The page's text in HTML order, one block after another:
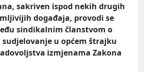
sakriven ispod nekih drugih
događaja, provodi se
sindikalnim članstvom o
u općem štrajku
izmjenama Zakona